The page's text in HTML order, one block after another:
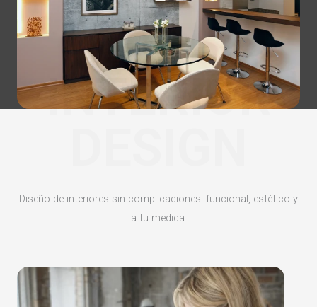
INTERIOR
Diseño de interiores sin complicaciones: funcional, estético y
a tu medida.